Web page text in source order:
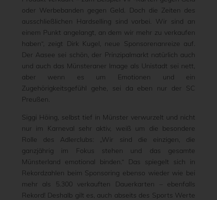
oder Werbebanden gegen Geld. Doch die Zeiten des
ausschließlichen Hardselling sind vorbei. Wir sind an
einem Punkt angelangt, an dem wir mehr zu verkaufen
haben“, zeigt Dirk Kugel, neue Sponsorenanreize auf.
Der Aasee sei schön, der Prinzipalmarkt natürlich auch
und auch das Münsteraner Image als Unistadt sei nett,
aber wenn es um Emotionen und ein
Zugehörigkeitsgefühl gehe, sei da eben nur der SC
Preußen.
Siggi Höing, selbst tief in Münster verwurzelt und nicht
nur im Karneval sehr aktiv, weiß um die besondere
Rolle des Adlerclubs: „Wir sind die einzigen, die
ganzjährig im Fokus stehen und das gesamte
Münsterland emotional binden.“ Das spiegelt sich in
Rekordzahlen beim Sponsoring ebenso wieder wie bei
mehr als 5.300 verkauften Dauerkarten – ebenfalls
Rekord! Deshalb gilt es, auch abseits des Sports Werte